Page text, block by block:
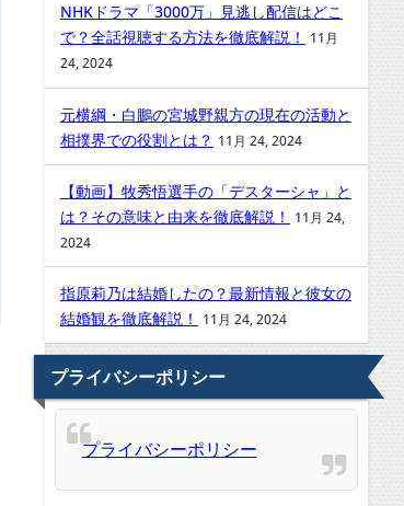
NHKドラマ「3000万」見逃し配信はどこ
で？全話視聴する方法を徹底解説！
11月
24, 2024
元横綱・白鵬の宮城野親方の現在の活動と
相撲界での役割とは？ 11月 24, 2024
【動画】牧秀悟選手の「デスターシャ」と
は？その意味と由来を徹底解説！
11月 24,
2024
指原莉乃は結婚したの？最新情報と彼女の
結婚観を徹底解説！
11月 24, 2024
プライバシーポリシー
プライバシーポリシー